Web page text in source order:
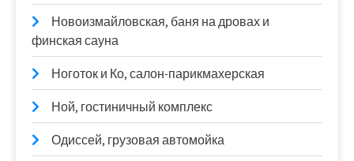
Новоизмайловская, баня на дровах и
финская сауна
Ноготок и Ко, салон-парикмахерская
Ной, гостиничный комплекс
Одиссей, грузовая автомойка